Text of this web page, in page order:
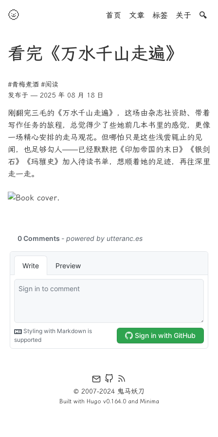
🌝 首页 文章 标签 关于 🔍
看完《万水千山走遍》
#青梅煮酒 #阅读
发布于 — 2025 年 08 月 18 日
刚翻完三毛的《万水千山走遍》，这场由杂志社资助、带着
写作任务的旅程，总觉得少了些她前几本书里的感觉，更像
一场精心安排的走马观花。但哪怕只是这些浅尝辄止的见
闻，也足够勾人——已经默默把《印加帝国的末日》《银剑
石》《玛雅史》加入待读书单，想顺着她的足迹，再往深里
走一走。
© 2007-2024 鬼马妖刀
Built with Hugo v0.164.0 and Minima